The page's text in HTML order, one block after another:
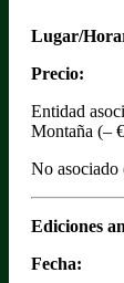
Lugar/
Precio:
Entidad
Montaña (–
No asociado
Ediciones
Fecha: